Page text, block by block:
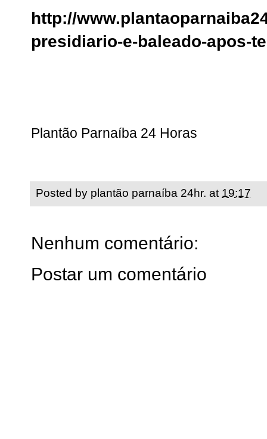
http://
presidiario-e-baleado-apos-
Plantão Parnaíba 24 Horas
Posted by plantão parnaíba 24hr. at 19:17
Nenhum comentário:
Postar um comentário